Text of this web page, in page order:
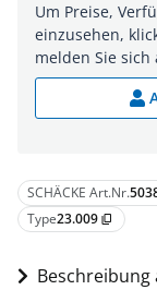
SCHÄCKE Art.Nr.
Type23.009 content_copy
Beschreibung
Um Preise,
einzusehen,
melden Sie sich